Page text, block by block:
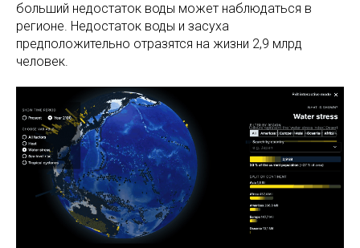
больший недостаток воды может наблюдаться в
регионе. Недостаток воды и засуха
предположительно отразятся на жизни 2,9 млрд
человек.